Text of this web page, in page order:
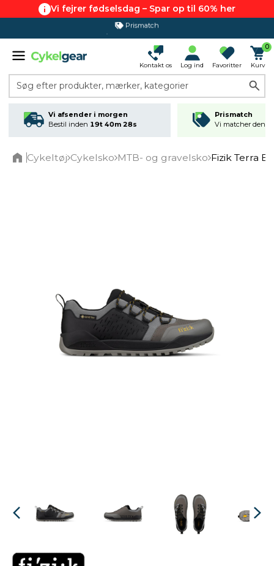
Vi fejrer fødselsdag – Spar op til 60% her
Prismatch
365 dages returret
Kontakt os Log ind Favoritter
0
Kurv
Søg efter produkter, mærker, kategorier
Vi afsender i morgen
Bestil inden 19t 40m 27s
Prismatch
Vi matcher den
Cykeltøj Cykelsko MTB- og gravelsko Fizik Terra